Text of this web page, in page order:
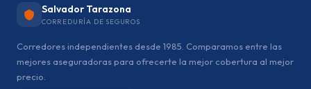
Salvador Tarazona
CORREDURÍA DE SEGUROS
Corredores independientes desde 1985. Comparamos entre las
mejores aseguradoras para ofrecerte la mejor cobertura al mejor
precio.